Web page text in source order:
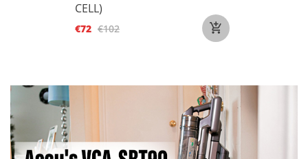
CELL)
€72 €102